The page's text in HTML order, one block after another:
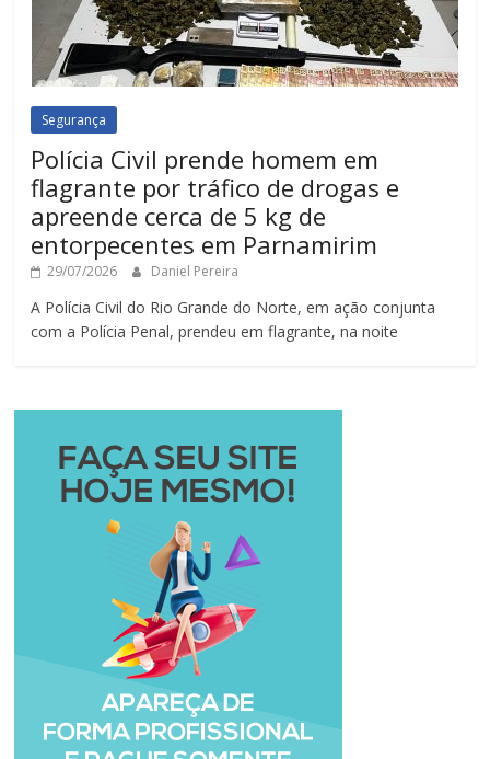
Segurança
Polícia Civil prende homem em
flagrante por tráfico de drogas e
apreende cerca de 5 kg de
entorpecentes em Parnamirim
29/07/2026 Daniel Pereira
A Polícia Civil do Rio Grande do Norte, em ação conjunta
com a Polícia Penal, prendeu em flagrante, na noite